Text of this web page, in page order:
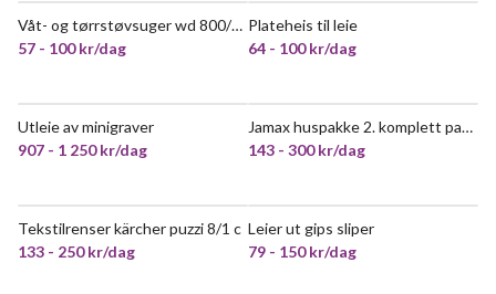
Våt- og tørrstøvsuger wd 800/12
57 - 100 kr/dag
Plateheis til leie
64 - 100 kr/dag
POPULÆR
Utleie av minigraver
907 - 1 250 kr/dag
Jamax huspakke 2. komplett pakke på 33m2.
143 - 300 kr/dag
Tekstilrenser kärcher puzzi 8/1 c
133 - 250 kr/dag
Leier ut gips sliper
79 - 150 kr/dag